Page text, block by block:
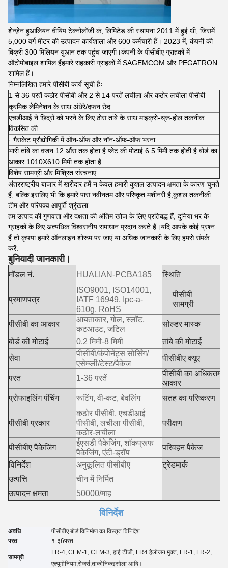
शेन्ज़ेन हुआलियन वीयिप टेक्नोलॉजी कं, लिमिटेड की स्थापना 2011 में हुई थी, जिसमें
5,000 वर्ग मीटर की उत्पादन कार्यशाला और 600 कर्मचारी हैं। 2023 में, कंपनी की
बिक्री 300 मिलियन युआन तक पहुंच जाएगी।कंपनी के पीसीबीए ग्राहकों में
ऑटोमोबाइल शामिल हैंहमारे सहकारी ग्राहकों में SAGEMCOM और PEGATRON
शामिल हैं।
निम्नलिखित हमारे पीसीबी कार्य सूची हैः
1 से 36 परतें कठोर पीसीबी और 2 से 14 परतें लचीला और कठोर लचीला पीसीबी
क्रमिक लेमिनेशन के साथ अंधेरे/दफन छेद
एचडीआई ने छिद्रों को भरने के लिए ठोस तांबे के साथ माइक्रो-थ्रू-होल तकनीक
विकसित की
· गैसकेट प्रौद्योगिकी में ऑन-ऑफ और नॉन-ऑफ-ऑफ भरना
भारी तांबे का वजन 12 औंस तक होता है प्लेट की मोटाई 6.5 मिमी तक होती है बोर्ड का
आकार 1010X610 मिमी तक होता है
विशेष सामग्री और मिश्रित संरचनाएं
अंतरराष्ट्रीय बाजार में खरीदार हमें न केवल हमारी कुशल उत्पादन क्षमता के कारण चुनते
हैं, बल्कि इसलिए भी कि हमारे पास नवीनतम और परिष्कृत मशीनरी है,कुशल तकनीकी
टीम और परिपक्व आपूर्ति श्रृंखला.
हम उत्पाद की गुणवत्ता और दक्षता की अंतिम खोज के लिए प्रतिबद्ध हैं, दुनिया भर के
ग्राहकों के लिए अत्यधिक विश्वसनीय समाधान प्रदान करते हैं।यदि आपके कोई प्रश्न
हैं तो कृपया हमारे ऑनलाइन शोरूम पर जाएं या अधिक जानकारी के लिए हमसे संपर्क
करें.
बुनियादी जानकारी।
मॉडल नं. HUALIAN-PCBA185 स्थिति
प्रमाणपत्र
ISO9001, ISO14001,
IATF 16949, Ipc-a-
610g, RoHS
पीसीबी
सामग्री
पीसीबी का आकार
आयताकार, गोल, स्लॉट,
कटआउट, जटिल
सोल्डर मास्क
बोर्ड की मोटाई
0.2 मिमी-8 मिमी तांबे की मोटाई
सेवा
पीसीबी/कंपोनेंट्स सोर्सिंग/
एसेम्ब्ली/टेस्ट/पैकेज
पीसीबीए क्यूए
परत
1-36 परतें
पीसीबी का अधिकतम
आकार
प्रोफाइलिंग पंचिंग
रूटिंग, वी-कट, बेवलिंग सतह का परिष्करण
पीसीबी प्रकार
कठोर पीसीबी, एचडीआई
पीसीबी, लचीला पीसीबी,
कठोर-लचीला
परीक्षण
पीसीबीए पैकेजिंग
ईएसडी पैकेजिंग, शॉकप्रूफ
पैकेजिंग, एंटी-ड्रॉप
परिवहन पैकेज
विनिर्देश
अनुकूलित पीसीबीए ट्रेडमार्क
उत्पत्ति
चीन में निर्मित
उत्पादन क्षमता
50000/माह
विनिर्देश
अवधि
पीसीबीए बोर्ड विनिर्माण का विस्तृत विनिर्देश
परत
१-३6परत
सामग्री
FR-4, CEM-1, CEM-3, हाई टीजी, FR4 हेलोजन मुक्त, FR-1, FR-2,
एल्यूमीनियम,रोजर्स, ताकोनिकइसोला आदि।